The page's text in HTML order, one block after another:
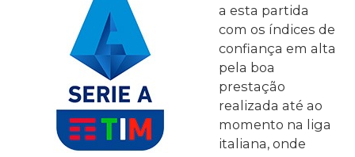
a esta partida
com os índices de
confiança em alta
pela boa
prestação
realizada até ao
momento na liga
italiana, onde